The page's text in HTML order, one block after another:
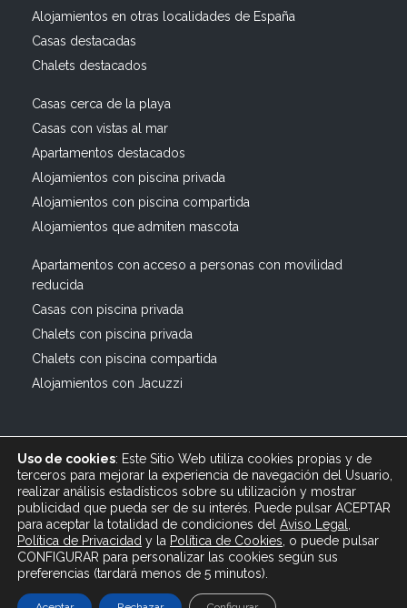
Alojamientos en otras localidades de España
Casas destacadas
Chalets destacados
Casas cerca de la playa
Casas con vistas al mar
Apartamentos destacados
Alojamientos con piscina privada
Alojamientos con piscina compartida
Alojamientos que admiten mascota
Apartamentos con acceso a personas con movilidad
reducida
Casas con piscina privada
Chalets con piscina privada
Chalets con piscina compartida
Alojamientos con Jacuzzi
© 2019 All rights reserved Bagus Vacaciones :: Alquiler
Turístico Vacacional en España, Andalucía, Cádiz ·
info@bagusvacaciones.es · Tel.: 610 89 35 05 · Diseño
Web XSEO http://xseo.es
Uso de cookies: Este Sitio Web utiliza cookies propias y de
terceros para mejorar la experiencia de navegación del Usuario,
realizar análisis estadísticos sobre su utilización y mostrar
publicidad que pueda ser de su interés. Puede pulsar ACEPTAR
para aceptar la totalidad de condiciones del Aviso Legal
Política de Privacidad y la Política de Cookies , o puede pulsar
CONFIGURAR para personalizar las cookies según sus
preferencias (tardará menos de 5 minutos).